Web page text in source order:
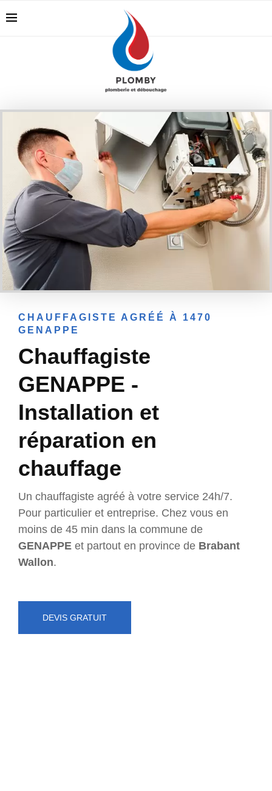
CHAUFFAGISTE AGRÉÉ À 1470
GENAPPE
Chauffagiste
GENAPPE -
Installation et
réparation en
chauffage
Un chauffagiste agréé à votre service 24h/7.
Pour particulier et entreprise. Chez vous en
moins de 45 min dans la commune de
GENAPPE et partout en province de Brabant
Wallon.
DEVIS GRATUIT